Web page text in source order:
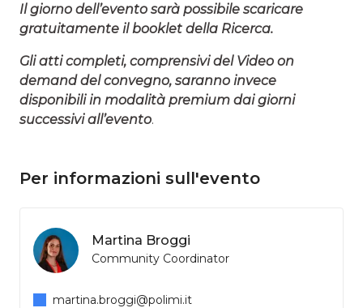
Il giorno dell’evento sarà possibile scaricare
gratuitamente il booklet della Ricerca.
Gli atti completi, comprensivi del Video on
demand del convegno, saranno invece
disponibili in modalità premium dai giorni
successivi all’evento.
Per informazioni sull'evento
Martina Broggi
Community Coordinator
martina.broggi@polimi.it